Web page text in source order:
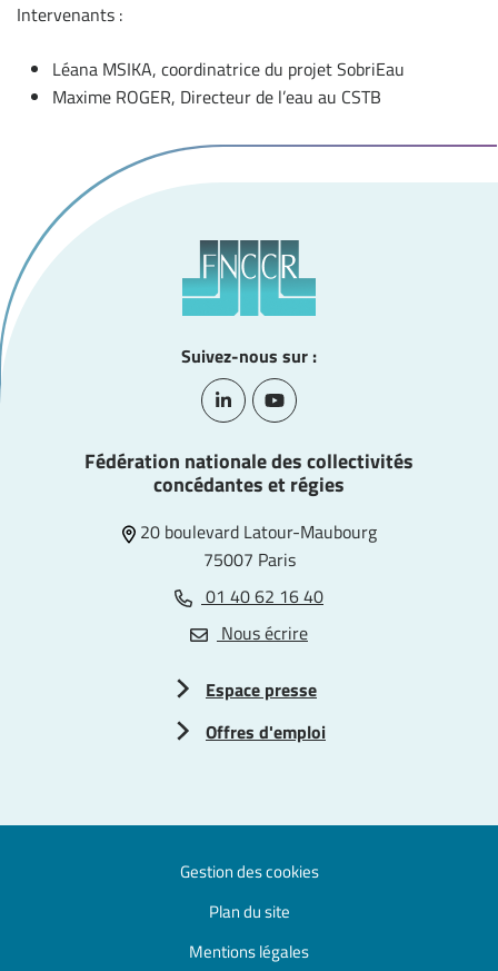
Intervenants :
Léana MSIKA, coordinatrice du projet SobriEau
Maxime ROGER, Directeur de l’eau au CSTB
Suivez-nous sur :
Lien vers le compte Linkedin
Lien vers la chaîne Youtube
Fédération nationale des collectivités
concédantes et régies
20 boulevard Latour-Maubourg
75007 Paris
01 40 62 16 40
Nous écrire
Espace presse
Offres d'emploi
Gestion des cookies
Plan du site
Mentions légales